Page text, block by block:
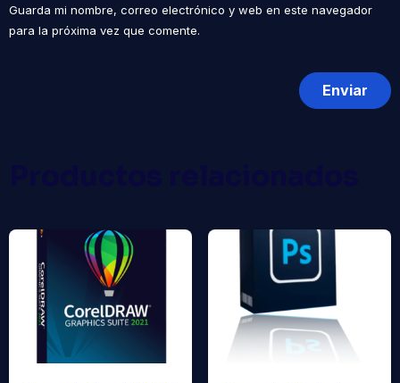
Guarda mi nombre, correo electrónico y web en este navegador
para la próxima vez que comente.